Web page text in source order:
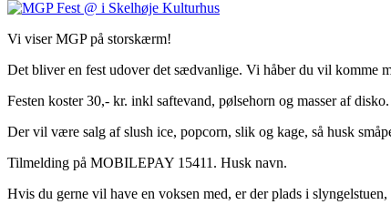
Vi viser MGP på storskærm!
Det bliver en fest udover det sædvanlige. Vi håber du vil komme
Festen koster 30,- kr. inkl saftevand, pølsehorn og masser af disko.
Der vil være salg af slush ice, popcorn, slik og kage, så husk
Tilmelding på MOBILEPAY 15411. Husk navn.
Hvis du gerne vil have en voksen med, er der plads i